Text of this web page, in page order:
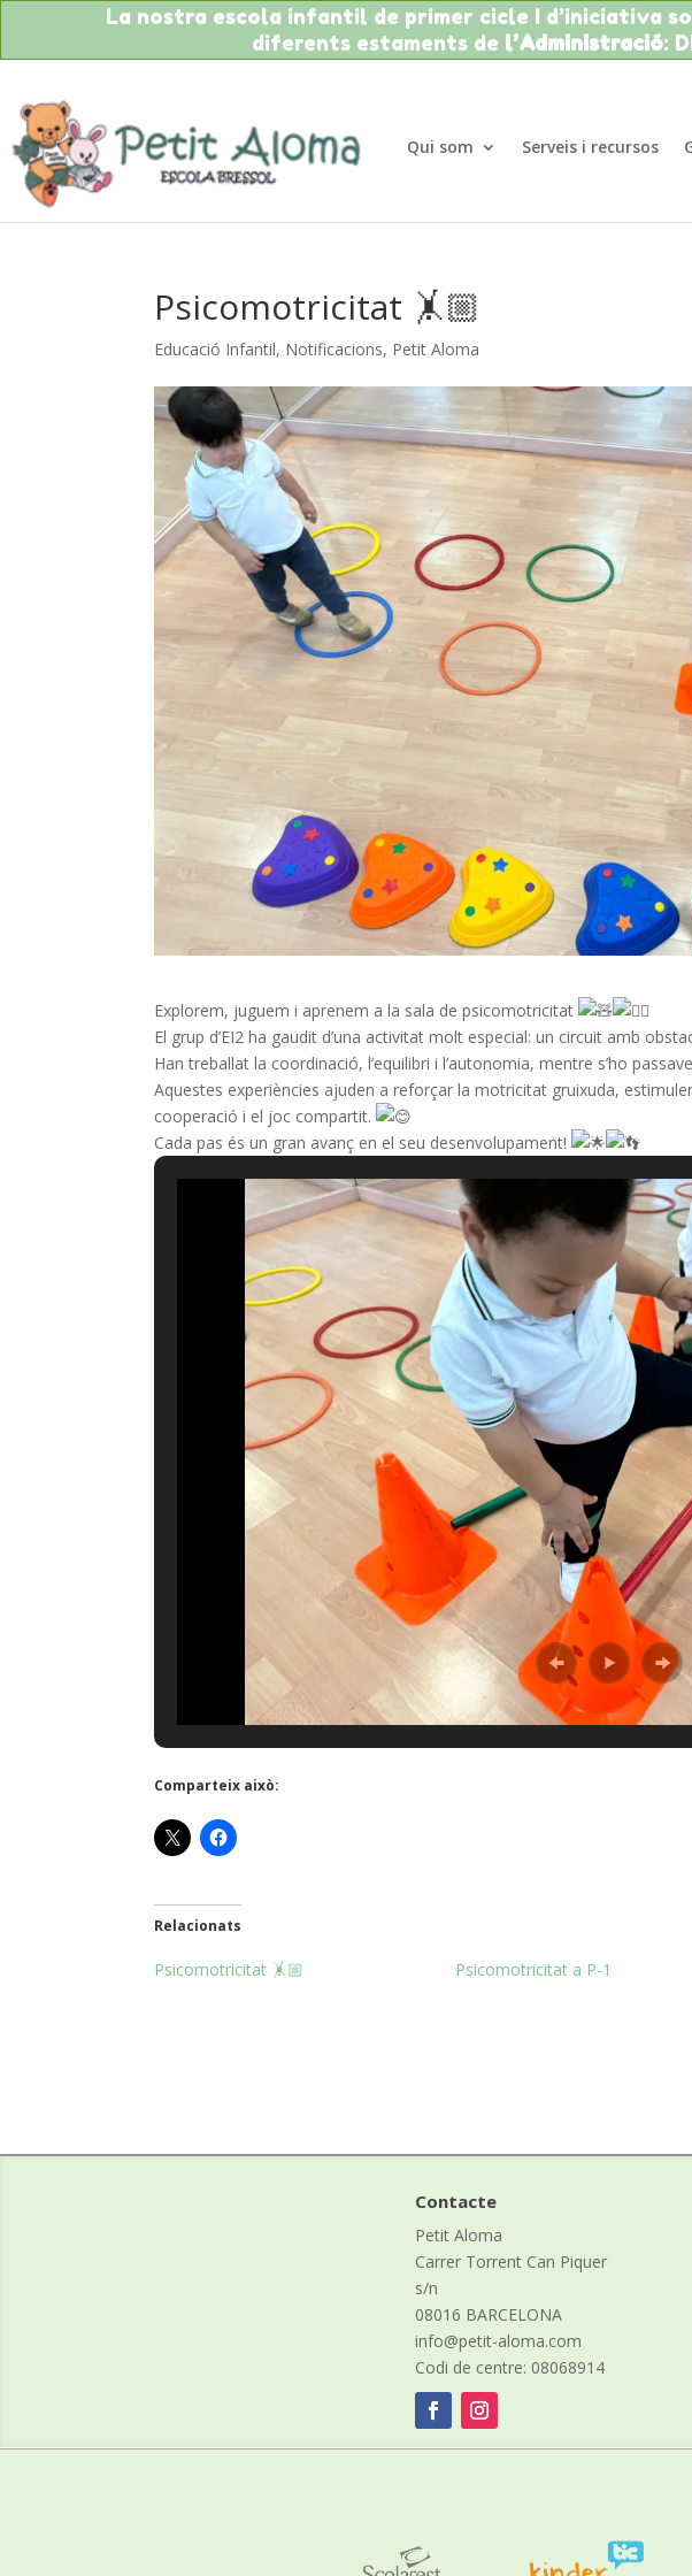
La nostra escola infantil de primer cicle I d’iniciativa
diferents estaments de l’Administració:
Qui som Serveis i recursos
Psicomotricitat 🤸🏼
Educació Infantil, Notificacions, Petit Aloma
Explorem, juguem i aprenem a la sala de psicomotricitat
El grup d’EI2 ha gaudit d’una activitat molt especial: un circuit amb
Han treballat la coordinació, l’equilibri i l’autonomia, mentre s’ho
Aquestes experiències ajuden a reforçar la motricitat gruixuda,
cooperació i el joc compartit.
Cada pas és un gran avanç en el seu desenvolupament!
Comparteix això:
Relacionats
Psicomotricitat 🤸🏼 Psicomotricitat a P-1
Contacte
Petit Aloma
Carrer Torrent Can Piquer
s/n
08016 BARCELONA
info@petit-aloma.com
Codi de centre: 08068914